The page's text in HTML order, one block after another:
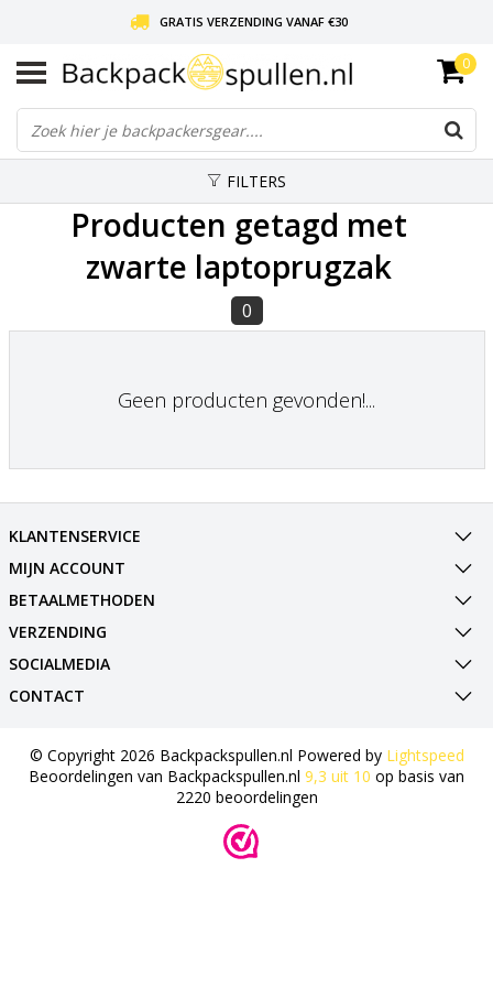
GRATIS VERZENDING VANAF €30
LIEFDE VOOR BACKPACKEN!
30 DAGEN GRATIS RETOUR
0
FILTERS
Producten getagd met
zwarte laptoprugzak
0
Geen producten gevonden!...
KLANTENSERVICE
MIJN ACCOUNT
BETAALMETHODEN
VERZENDING
SOCIALMEDIA
CONTACT
© Copyright 2026 Backpackspullen.nl Powered by Lightspeed
Beoordelingen van Backpackspullen.nl 9,3 uit 10 op basis van
2220 beoordelingen